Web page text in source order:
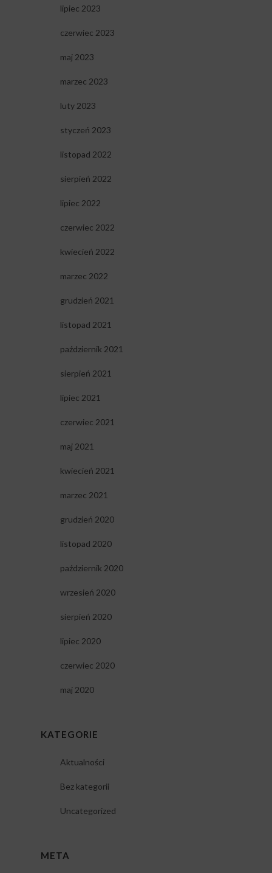
lipiec 2023
czerwiec 2023
maj 2023
marzec 2023
luty 2023
styczeń 2023
listopad 2022
sierpień 2022
lipiec 2022
czerwiec 2022
kwiecień 2022
marzec 2022
grudzień 2021
listopad 2021
październik 2021
sierpień 2021
lipiec 2021
czerwiec 2021
maj 2021
kwiecień 2021
marzec 2021
grudzień 2020
listopad 2020
październik 2020
wrzesień 2020
sierpień 2020
lipiec 2020
czerwiec 2020
maj 2020
KATEGORIE
Aktualności
Bez kategorii
Uncategorized
META